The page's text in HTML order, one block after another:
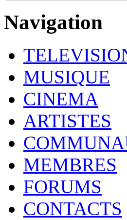
Navigation
MUSIQUE
CINEMA
ARTISTES
MEMBRES
FORUMS
CONTACTS